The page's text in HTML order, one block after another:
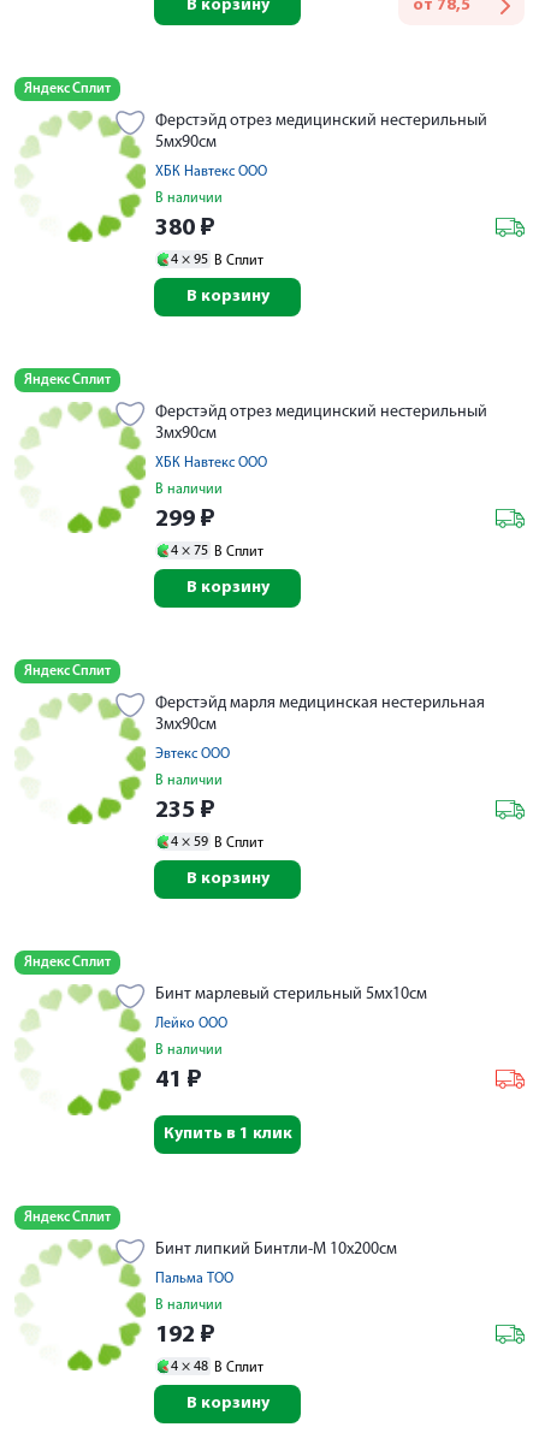
от 78,5
В корзину
Яндекс Сплит
Ферстэйд отрез медицинский нестерильный
5мx90см
ХБК Навтекс ООО
В наличии
380 ₽
4 × 95 В Сплит
В корзину
Яндекс Сплит
Ферстэйд отрез медицинский нестерильный
3мx90см
ХБК Навтекс ООО
В наличии
299 ₽
4 × 75 В Сплит
В корзину
Яндекс Сплит
Ферстэйд марля медицинская нестерильная
3мх90см
Эвтекс ООО
В наличии
235 ₽
4 × 59 В Сплит
В корзину
Яндекс Сплит
Бинт марлевый стерильный 5мх10см
Лейко ООО
В наличии
41 ₽
Купить в 1 клик
Яндекс Сплит
Бинт липкий Бинтли-М 10х200см
Пальма ТОО
В наличии
192 ₽
4 × 48 В Сплит
В корзину